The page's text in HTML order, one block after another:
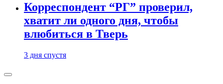
Корреспондент “РГ” проверил,
хватит ли одного дня, чтобы
влюбиться в Тверь
3 дня спустя